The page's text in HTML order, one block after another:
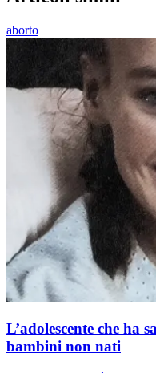
aborto
L’adolescente che ha
bambini non nati